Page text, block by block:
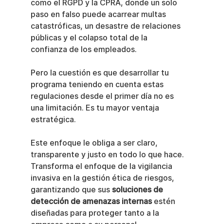
como el RGPD y la CPRA, donde un solo
paso en falso puede acarrear multas
catastróficas, un desastre de relaciones
públicas y el colapso total de la
confianza de los empleados.
Pero la cuestión es que desarrollar tu
programa teniendo en cuenta estas
regulaciones desde el primer día no es
una limitación. Es tu mayor ventaja
estratégica.
Este enfoque le obliga a ser claro,
transparente y justo en todo lo que hace.
Transforma el enfoque de la vigilancia
invasiva en la gestión ética de riesgos,
garantizando que sus soluciones de
detección de amenazas internas estén
diseñadas para proteger tanto a la